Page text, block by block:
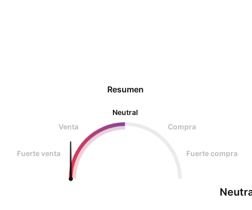
Resumen
Neutral
Venta
Compra
Fuerte venta Fuerte compra